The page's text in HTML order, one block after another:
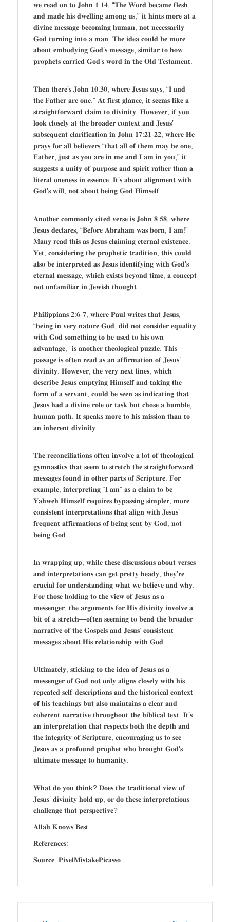
𝐰𝐞 𝐫𝐞𝐚𝐝 𝐨𝐧 𝐭𝐨 𝐉𝐨𝐡𝐧 𝟏:𝟏𝟒, “𝐓𝐡𝐞 𝐖𝐨𝐫𝐝 𝐛𝐞𝐜𝐚𝐦𝐞 𝐟𝐥𝐞𝐬𝐡
𝐚𝐧𝐝 𝐦𝐚𝐝𝐞 𝐡𝐢𝐬 𝐝𝐰𝐞𝐥𝐥𝐢𝐧𝐠 𝐚𝐦𝐨𝐧𝐠 𝐮𝐬,” 𝐢𝐭 𝐡𝐢𝐧𝐭𝐬 𝐦𝐨𝐫𝐞 𝐚𝐭 𝐚
𝐝𝐢𝐯𝐢𝐧𝐞 𝐦𝐞𝐬𝐬𝐚𝐠𝐞 𝐛𝐞𝐜𝐨𝐦𝐢𝐧𝐠 𝐡𝐮𝐦𝐚𝐧, 𝐧𝐨𝐭 𝐧𝐞𝐜𝐞𝐬𝐬𝐚𝐫𝐢𝐥𝐲
𝐆𝐨𝐝 𝐭𝐮𝐫𝐧𝐢𝐧𝐠 𝐢𝐧𝐭𝐨 𝐚 𝐦𝐚𝐧. 𝐓𝐡𝐞 𝐢𝐝𝐞𝐚 𝐜𝐨𝐮𝐥𝐝 𝐛𝐞 𝐦𝐨𝐫𝐞
𝐚𝐛𝐨𝐮𝐭 𝐞𝐦𝐛𝐨𝐝𝐲𝐢𝐧𝐠 𝐆𝐨𝐝’𝐬 𝐦𝐞𝐬𝐬𝐚𝐠𝐞, 𝐬𝐢𝐦𝐢𝐥𝐚𝐫 𝐭𝐨 𝐡𝐨𝐰
𝐩𝐫𝐨𝐩𝐡𝐞𝐭𝐬 𝐜𝐚𝐫𝐫𝐢𝐞𝐝 𝐆𝐨𝐝’𝐬 𝐰𝐨𝐫𝐝 𝐢𝐧 𝐭𝐡𝐞 𝐎𝐥𝐝 𝐓𝐞𝐬𝐭𝐚𝐦𝐞𝐧𝐭.
𝐓𝐡𝐞𝐧 𝐭𝐡𝐞𝐫𝐞’𝐬 𝐉𝐨𝐡𝐧 𝟏𝟎:𝟑𝟎, 𝐰𝐡𝐞𝐫𝐞 𝐉𝐞𝐬𝐮𝐬 𝐬𝐚𝐲𝐬, “𝐈 𝐚𝐧𝐝
𝐭𝐡𝐞 𝐅𝐚𝐭𝐡𝐞𝐫 𝐚𝐫𝐞 𝐨𝐧𝐞.” 𝐀𝐭 𝐟𝐢𝐫𝐬𝐭 𝐠𝐥𝐚𝐧𝐜𝐞, 𝐢𝐭 𝐬𝐞𝐞𝐦𝐬 𝐥𝐢𝐤𝐞 𝐚
𝐬𝐭𝐫𝐚𝐢𝐠𝐡𝐭𝐟𝐨𝐫𝐰𝐚𝐫𝐝 𝐜𝐥𝐚𝐢𝐦 𝐭𝐨 𝐝𝐢𝐯𝐢𝐧𝐢𝐭𝐲. 𝐇𝐨𝐰𝐞𝐯𝐞𝐫, 𝐢𝐟 𝐲𝐨𝐮
𝐥𝐨𝐨𝐤 𝐜𝐥𝐨𝐬𝐞𝐥𝐲 𝐚𝐭 𝐭𝐡𝐞 𝐛𝐫𝐨𝐚𝐝𝐞𝐫 𝐜𝐨𝐧𝐭𝐞𝐱𝐭 𝐚𝐧𝐝 𝐉𝐞𝐬𝐮𝐬’
𝐬𝐮𝐛𝐬𝐞𝐪𝐮𝐞𝐧𝐭 𝐜𝐥𝐚𝐫𝐢𝐟𝐢𝐜𝐚𝐭𝐢𝐨𝐧 𝐢𝐧 𝐉𝐨𝐡𝐧 𝟏𝟕:𝟐𝟏-𝟐𝟐, 𝐰𝐡𝐞𝐫𝐞 𝐇𝐞
𝐩𝐫𝐚𝐲𝐬 𝐟𝐨𝐫 𝐚𝐥𝐥 𝐛𝐞𝐥𝐢𝐞𝐯𝐞𝐫𝐬 “𝐭𝐡𝐚𝐭 𝐚𝐥𝐥 𝐨𝐟 𝐭𝐡𝐞𝐦 𝐦𝐚𝐲 𝐛𝐞 𝐨𝐧𝐞,
𝐅𝐚𝐭𝐡𝐞𝐫, 𝐣𝐮𝐬𝐭 𝐚𝐬 𝐲𝐨𝐮 𝐚𝐫𝐞 𝐢𝐧 𝐦𝐞 𝐚𝐧𝐝 𝐈 𝐚𝐦 𝐢𝐧 𝐲𝐨𝐮,” 𝐢𝐭
𝐬𝐮𝐠𝐠𝐞𝐬𝐭𝐬 𝐚 𝐮𝐧𝐢𝐭𝐲 𝐨𝐟 𝐩𝐮𝐫𝐩𝐨𝐬𝐞 𝐚𝐧𝐝 𝐬𝐩𝐢𝐫𝐢𝐭 𝐫𝐚𝐭𝐡𝐞𝐫 𝐭𝐡𝐚𝐧 𝐚
𝐥𝐢𝐭𝐞𝐫𝐚𝐥 𝐨𝐧𝐞𝐧𝐞𝐬𝐬 𝐢𝐧 𝐞𝐬𝐬𝐞𝐧𝐜𝐞. 𝐈𝐭’𝐬 𝐚𝐛𝐨𝐮𝐭 𝐚𝐥𝐢𝐠𝐧𝐦𝐞𝐧𝐭 𝐰𝐢𝐭𝐡
𝐆𝐨𝐝’𝐬 𝐰𝐢𝐥𝐥, 𝐧𝐨𝐭 𝐚𝐛𝐨𝐮𝐭 𝐛𝐞𝐢𝐧𝐠 𝐆𝐨𝐝 𝐇𝐢𝐦𝐬𝐞𝐥𝐟.
𝐀𝐧𝐨𝐭𝐡𝐞𝐫 𝐜𝐨𝐦𝐦𝐨𝐧𝐥𝐲 𝐜𝐢𝐭𝐞𝐝 𝐯𝐞𝐫𝐬𝐞 𝐢𝐬 𝐉𝐨𝐡𝐧 𝟖:𝟓𝟖, 𝐰𝐡𝐞𝐫𝐞
𝐉𝐞𝐬𝐮𝐬 𝐝𝐞𝐜𝐥𝐚𝐫𝐞𝐬, “𝐁𝐞𝐟𝐨𝐫𝐞 𝐀𝐛𝐫𝐚𝐡𝐚𝐦 𝐰𝐚𝐬 𝐛𝐨𝐫𝐧, 𝐈 𝐚𝐦!”
𝐌𝐚𝐧𝐲 𝐫𝐞𝐚𝐝 𝐭𝐡𝐢𝐬 𝐚𝐬 𝐉𝐞𝐬𝐮𝐬 𝐜𝐥𝐚𝐢𝐦𝐢𝐧𝐠 𝐞𝐭𝐞𝐫𝐧𝐚𝐥 𝐞𝐱𝐢𝐬𝐭𝐞𝐧𝐜𝐞.
𝐘𝐞𝐭, 𝐜𝐨𝐧𝐬𝐢𝐝𝐞𝐫𝐢𝐧𝐠 𝐭𝐡𝐞 𝐩𝐫𝐨𝐩𝐡𝐞𝐭𝐢𝐜 𝐭𝐫𝐚𝐝𝐢𝐭𝐢𝐨𝐧, 𝐭𝐡𝐢𝐬 𝐜𝐨𝐮𝐥𝐝
𝐚𝐥𝐬𝐨 𝐛𝐞 𝐢𝐧𝐭𝐞𝐫𝐩𝐫𝐞𝐭𝐞𝐝 𝐚𝐬 𝐉𝐞𝐬𝐮𝐬 𝐢𝐝𝐞𝐧𝐭𝐢𝐟𝐲𝐢𝐧𝐠 𝐰𝐢𝐭𝐡 𝐆𝐨𝐝’𝐬
𝐞𝐭𝐞𝐫𝐧𝐚𝐥 𝐦𝐞𝐬𝐬𝐚𝐠𝐞, 𝐰𝐡𝐢𝐜𝐡 𝐞𝐱𝐢𝐬𝐭𝐬 𝐛𝐞𝐲𝐨𝐧𝐝 𝐭𝐢𝐦𝐞, 𝐚 𝐜𝐨𝐧𝐜𝐞𝐩𝐭
𝐧𝐨𝐭 𝐮𝐧𝐟𝐚𝐦𝐢𝐥𝐢𝐚𝐫 𝐢𝐧 𝐉𝐞𝐰𝐢𝐬𝐡 𝐭𝐡𝐨𝐮𝐠𝐡𝐭.
𝐏𝐡𝐢𝐥𝐢𝐩𝐩𝐢𝐚𝐧𝐬 𝟐:𝟔-𝟕, 𝐰𝐡𝐞𝐫𝐞 𝐏𝐚𝐮𝐥 𝐰𝐫𝐢𝐭𝐞𝐬 𝐭𝐡𝐚𝐭 𝐉𝐞𝐬𝐮𝐬,
“𝐛𝐞𝐢𝐧𝐠 𝐢𝐧 𝐯𝐞𝐫𝐲 𝐧𝐚𝐭𝐮𝐫𝐞 𝐆𝐨𝐝, 𝐝𝐢𝐝 𝐧𝐨𝐭 𝐜𝐨𝐧𝐬𝐢𝐝𝐞𝐫 𝐞𝐪𝐮𝐚𝐥𝐢𝐭𝐲
𝐰𝐢𝐭𝐡 𝐆𝐨𝐝 𝐬𝐨𝐦𝐞𝐭𝐡𝐢𝐧𝐠 𝐭𝐨 𝐛𝐞 𝐮𝐬𝐞𝐝 𝐭𝐨 𝐡𝐢𝐬 𝐨𝐰𝐧
𝐚𝐝𝐯𝐚𝐧𝐭𝐚𝐠𝐞,” 𝐢𝐬 𝐚𝐧𝐨𝐭𝐡𝐞𝐫 𝐭𝐡𝐞𝐨𝐥𝐨𝐠𝐢𝐜𝐚𝐥 𝐩𝐮𝐳𝐳𝐥𝐞. 𝐓𝐡𝐢𝐬
𝐩𝐚𝐬𝐬𝐚𝐠𝐞 𝐢𝐬 𝐨𝐟𝐭𝐞𝐧 𝐫𝐞𝐚𝐝 𝐚𝐬 𝐚𝐧 𝐚𝐟𝐟𝐢𝐫𝐦𝐚𝐭𝐢𝐨𝐧 𝐨𝐟 𝐉𝐞𝐬𝐮𝐬’
𝐝𝐢𝐯𝐢𝐧𝐢𝐭𝐲. 𝐇𝐨𝐰𝐞𝐯𝐞𝐫, 𝐭𝐡𝐞 𝐯𝐞𝐫𝐲 𝐧𝐞𝐱𝐭 𝐥𝐢𝐧𝐞𝐬, 𝐰𝐡𝐢𝐜𝐡
𝐝𝐞𝐬𝐜𝐫𝐢𝐛𝐞 𝐉𝐞𝐬𝐮𝐬 𝐞𝐦𝐩𝐭𝐲𝐢𝐧𝐠 𝐇𝐢𝐦𝐬𝐞𝐥𝐟 𝐚𝐧𝐝 𝐭𝐚𝐤𝐢𝐧𝐠 𝐭𝐡𝐞
𝐟𝐨𝐫𝐦 𝐨𝐟 𝐚 𝐬𝐞𝐫𝐯𝐚𝐧𝐭, 𝐜𝐨𝐮𝐥𝐝 𝐛𝐞 𝐬𝐞𝐞𝐧 𝐚𝐬 𝐢𝐧𝐝𝐢𝐜𝐚𝐭𝐢𝐧𝐠 𝐭𝐡𝐚𝐭
𝐉𝐞𝐬𝐮𝐬 𝐡𝐚𝐝 𝐚 𝐝𝐢𝐯𝐢𝐧𝐞 𝐫𝐨𝐥𝐞 𝐨𝐫 𝐭𝐚𝐬𝐤 𝐛𝐮𝐭 𝐜𝐡𝐨𝐬𝐞 𝐚 𝐡𝐮𝐦𝐛𝐥𝐞,
𝐡𝐮𝐦𝐚𝐧 𝐩𝐚𝐭𝐡. 𝐈𝐭 𝐬𝐩𝐞𝐚𝐤𝐬 𝐦𝐨𝐫𝐞 𝐭𝐨 𝐡𝐢𝐬 𝐦𝐢𝐬𝐬𝐢𝐨𝐧 𝐭𝐡𝐚𝐧 𝐭𝐨
𝐚𝐧 𝐢𝐧𝐡𝐞𝐫𝐞𝐧𝐭 𝐝𝐢𝐯𝐢𝐧𝐢𝐭𝐲.
𝐓𝐡𝐞 𝐫𝐞𝐜𝐨𝐧𝐜𝐢𝐥𝐢𝐚𝐭𝐢𝐨𝐧𝐬 𝐨𝐟𝐭𝐞𝐧 𝐢𝐧𝐯𝐨𝐥𝐯𝐞 𝐚 𝐥𝐨𝐭 𝐨𝐟 𝐭𝐡𝐞𝐨𝐥𝐨𝐠𝐢𝐜𝐚𝐥
𝐠𝐲𝐦𝐧𝐚𝐬𝐭𝐢𝐜𝐬 𝐭𝐡𝐚𝐭 𝐬𝐞𝐞𝐦 𝐭𝐨 𝐬𝐭𝐫𝐞𝐭𝐜𝐡 𝐭𝐡𝐞 𝐬𝐭𝐫𝐚𝐢𝐠𝐡𝐭𝐟𝐨𝐫𝐰𝐚𝐫𝐝
𝐦𝐞𝐬𝐬𝐚𝐠𝐞𝐬 𝐟𝐨𝐮𝐧𝐝 𝐢𝐧 𝐨𝐭𝐡𝐞𝐫 𝐩𝐚𝐫𝐭𝐬 𝐨𝐟 𝐒𝐜𝐫𝐢𝐩𝐭𝐮𝐫𝐞. 𝐅𝐨𝐫
𝐞𝐱𝐚𝐦𝐩𝐥𝐞, 𝐢𝐧𝐭𝐞𝐫𝐩𝐫𝐞𝐭𝐢𝐧𝐠 “𝐈 𝐚𝐦” 𝐚𝐬 𝐚 𝐜𝐥𝐚𝐢𝐦 𝐭𝐨 𝐛𝐞
𝐘𝐚𝐡𝐰𝐞𝐡 𝐇𝐢𝐦𝐬𝐞𝐥𝐟 𝐫𝐞𝐪𝐮𝐢𝐫𝐞𝐬 𝐛𝐲𝐩𝐚𝐬𝐬𝐢𝐧𝐠 𝐬𝐢𝐦𝐩𝐥𝐞𝐫, 𝐦𝐨𝐫𝐞
𝐜𝐨𝐧𝐬𝐢𝐬𝐭𝐞𝐧𝐭 𝐢𝐧𝐭𝐞𝐫𝐩𝐫𝐞𝐭𝐚𝐭𝐢𝐨𝐧𝐬 𝐭𝐡𝐚𝐭 𝐚𝐥𝐢𝐠𝐧 𝐰𝐢𝐭𝐡 𝐉𝐞𝐬𝐮𝐬’
𝐟𝐫𝐞𝐪𝐮𝐞𝐧𝐭 𝐚𝐟𝐟𝐢𝐫𝐦𝐚𝐭𝐢𝐨𝐧𝐬 𝐨𝐟 𝐛𝐞𝐢𝐧𝐠 𝐬𝐞𝐧𝐭 𝐛𝐲 𝐆𝐨𝐝, 𝐧𝐨𝐭
𝐛𝐞𝐢𝐧𝐠 𝐆𝐨𝐝.
𝐈𝐧 𝐰𝐫𝐚𝐩𝐩𝐢𝐧𝐠 𝐮𝐩, 𝐰𝐡𝐢𝐥𝐞 𝐭𝐡𝐞𝐬𝐞 𝐝𝐢𝐬𝐜𝐮𝐬𝐬𝐢𝐨𝐧𝐬 𝐚𝐛𝐨𝐮𝐭 𝐯𝐞𝐫𝐬𝐞𝐬
𝐚𝐧𝐝 𝐢𝐧𝐭𝐞𝐫𝐩𝐫𝐞𝐭𝐚𝐭𝐢𝐨𝐧𝐬 𝐜𝐚𝐧 𝐠𝐞𝐭 𝐩𝐫𝐞𝐭𝐭𝐲 𝐡𝐞𝐚𝐝𝐲, 𝐭𝐡𝐞𝐲’𝐫𝐞
𝐜𝐫𝐮𝐜𝐢𝐚𝐥 𝐟𝐨𝐫 𝐮𝐧𝐝𝐞𝐫𝐬𝐭𝐚𝐧𝐝𝐢𝐧𝐠 𝐰𝐡𝐚𝐭 𝐰𝐞 𝐛𝐞𝐥𝐢𝐞𝐯𝐞 𝐚𝐧𝐝 𝐰𝐡𝐲.
𝐅𝐨𝐫 𝐭𝐡𝐨𝐬𝐞 𝐡𝐨𝐥𝐝𝐢𝐧𝐠 𝐭𝐨 𝐭𝐡𝐞 𝐯𝐢𝐞𝐰 𝐨𝐟 𝐉𝐞𝐬𝐮𝐬 𝐚𝐬 𝐚
𝐦𝐞𝐬𝐬𝐞𝐧𝐠𝐞𝐫, 𝐭𝐡𝐞 𝐚𝐫𝐠𝐮𝐦𝐞𝐧𝐭𝐬 𝐟𝐨𝐫 𝐇𝐢𝐬 𝐝𝐢𝐯𝐢𝐧𝐢𝐭𝐲 𝐢𝐧𝐯𝐨𝐥𝐯𝐞 𝐚
𝐛𝐢𝐭 𝐨𝐟 𝐚 𝐬𝐭𝐫𝐞𝐭𝐜𝐡—𝐨𝐟𝐭𝐞𝐧 𝐬𝐞𝐞𝐦𝐢𝐧𝐠 𝐭𝐨 𝐛𝐞𝐧𝐝 𝐭𝐡𝐞 𝐛𝐫𝐨𝐚𝐝𝐞𝐫
𝐧𝐚𝐫𝐫𝐚𝐭𝐢𝐯𝐞 𝐨𝐟 𝐭𝐡𝐞 𝐆𝐨𝐬𝐩𝐞𝐥𝐬 𝐚𝐧𝐝 𝐉𝐞𝐬𝐮𝐬’ 𝐜𝐨𝐧𝐬𝐢𝐬𝐭𝐞𝐧𝐭
𝐦𝐞𝐬𝐬𝐚𝐠𝐞𝐬 𝐚𝐛𝐨𝐮𝐭 𝐇𝐢𝐬 𝐫𝐞𝐥𝐚𝐭𝐢𝐨𝐧𝐬𝐡𝐢𝐩 𝐰𝐢𝐭𝐡 𝐆𝐨𝐝.
𝐔𝐥𝐭𝐢𝐦𝐚𝐭𝐞𝐥𝐲, 𝐬𝐭𝐢𝐜𝐤𝐢𝐧𝐠 𝐭𝐨 𝐭𝐡𝐞 𝐢𝐝𝐞𝐚 𝐨𝐟 𝐉𝐞𝐬𝐮𝐬 𝐚𝐬 𝐚
𝐦𝐞𝐬𝐬𝐞𝐧𝐠𝐞𝐫 𝐨𝐟 𝐆𝐨𝐝 𝐧𝐨𝐭 𝐨𝐧𝐥𝐲 𝐚𝐥𝐢𝐠𝐧𝐬 𝐜𝐥𝐨𝐬𝐞𝐥𝐲 𝐰𝐢𝐭𝐡 𝐡𝐢𝐬
𝐫𝐞𝐩𝐞𝐚𝐭𝐞𝐝 𝐬𝐞𝐥𝐟-𝐝𝐞𝐬𝐜𝐫𝐢𝐩𝐭𝐢𝐨𝐧𝐬 𝐚𝐧𝐝 𝐭𝐡𝐞 𝐡𝐢𝐬𝐭𝐨𝐫𝐢𝐜𝐚𝐥 𝐜𝐨𝐧𝐭𝐞𝐱𝐭
𝐨𝐟 𝐡𝐢𝐬 𝐭𝐞𝐚𝐜𝐡𝐢𝐧𝐠𝐬 𝐛𝐮𝐭 𝐚𝐥𝐬𝐨 𝐦𝐚𝐢𝐧𝐭𝐚𝐢𝐧𝐬 𝐚 𝐜𝐥𝐞𝐚𝐫 𝐚𝐧𝐝
𝐜𝐨𝐡𝐞𝐫𝐞𝐧𝐭 𝐧𝐚𝐫𝐫𝐚𝐭𝐢𝐯𝐞 𝐭𝐡𝐫𝐨𝐮𝐠𝐡𝐨𝐮𝐭 𝐭𝐡𝐞 𝐛𝐢𝐛𝐥𝐢𝐜𝐚𝐥 𝐭𝐞𝐱𝐭. 𝐈𝐭’𝐬
𝐚𝐧 𝐢𝐧𝐭𝐞𝐫𝐩𝐫𝐞𝐭𝐚𝐭𝐢𝐨𝐧 𝐭𝐡𝐚𝐭 𝐫𝐞𝐬𝐩𝐞𝐜𝐭𝐬 𝐛𝐨𝐭𝐡 𝐭𝐡𝐞 𝐝𝐞𝐩𝐭𝐡 𝐚𝐧𝐝
𝐭𝐡𝐞 𝐢𝐧𝐭𝐞𝐠𝐫𝐢𝐭𝐲 𝐨𝐟 𝐒𝐜𝐫𝐢𝐩𝐭𝐮𝐫𝐞, 𝐞𝐧𝐜𝐨𝐮𝐫𝐚𝐠𝐢𝐧𝐠 𝐮𝐬 𝐭𝐨 𝐬𝐞𝐞
𝐉𝐞𝐬𝐮𝐬 𝐚𝐬 𝐚 𝐩𝐫𝐨𝐟𝐨𝐮𝐧𝐝 𝐩𝐫𝐨𝐩𝐡𝐞𝐭 𝐰𝐡𝐨 𝐛𝐫𝐨𝐮𝐠𝐡𝐭 𝐆𝐨𝐝’𝐬
𝐮𝐥𝐭𝐢𝐦𝐚𝐭𝐞 𝐦𝐞𝐬𝐬𝐚𝐠𝐞 𝐭𝐨 𝐡𝐮𝐦𝐚𝐧𝐢𝐭𝐲.
𝐖𝐡𝐚𝐭 𝐝𝐨 𝐲𝐨𝐮 𝐭𝐡𝐢𝐧𝐤? 𝐃𝐨𝐞𝐬 𝐭𝐡𝐞 𝐭𝐫𝐚𝐝𝐢𝐭𝐢𝐨𝐧𝐚𝐥 𝐯𝐢𝐞𝐰 𝐨𝐟
𝐉𝐞𝐬𝐮𝐬’ 𝐝𝐢𝐯𝐢𝐧𝐢𝐭𝐲 𝐡𝐨𝐥𝐝 𝐮𝐩, 𝐨𝐫 𝐝𝐨 𝐭𝐡𝐞𝐬𝐞 𝐢𝐧𝐭𝐞𝐫𝐩𝐫𝐞𝐭𝐚𝐭𝐢𝐨𝐧𝐬
𝐜𝐡𝐚𝐥𝐥𝐞𝐧𝐠𝐞 𝐭𝐡𝐚𝐭 𝐩𝐞𝐫𝐬𝐩𝐞𝐜𝐭𝐢𝐯𝐞?
𝐀𝐥𝐥𝐚𝐡 𝐊𝐧𝐨𝐰𝐬 𝐁𝐞𝐬𝐭.
𝐑𝐞𝐟𝐞𝐫𝐞𝐧𝐜𝐞𝐬:
𝐒𝐨𝐮𝐫𝐜𝐞: 𝐏𝐢𝐱𝐞𝐥𝐌𝐢𝐬𝐭𝐚𝐤𝐞𝐏𝐢𝐜𝐚𝐬𝐬𝐨